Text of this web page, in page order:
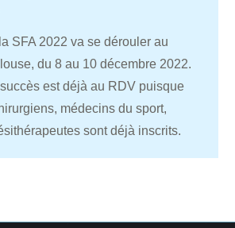
SFA 2022 va se dérouler au
du 8 au 10 décembre 2022.
est déjà au RDV puisque
médecins du sport,
sont déjà inscrits.